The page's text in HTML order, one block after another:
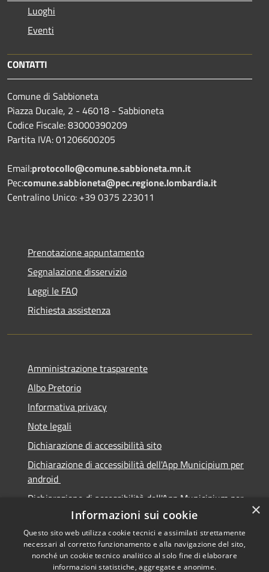
Luoghi
Eventi
CONTATTI
Comune di Sabbioneta
Piazza Ducale, 2 - 46018 - Sabbioneta
Codice Fiscale: 83000390209
Partita IVA: 01206600205
Email:protocollo@comune.sabbioneta.mn.it
Pec:comune.sabbioneta@pec.regione.lombardia.it
Centralino Unico: +39 0375 223011
Prenotazione appuntamento
Segnalazione disservizio
Leggi le FAQ
Richiesta assistenza
Amministrazione trasparente
Albo Pretorio
Informativa privacy
Note legali
Dichiarazione di accessibilità sito
Dichiarazione di accessibilità dell'App Municipium per
android
Dichiarazione di accessibilità dell'App Municipium per
×
Informazioni sui cookie
Questo sito web utilizza cookie tecnici e assimilati strettamente
necessari al corretto funzionamento e alla navigazione del sito,
nonché un cookie tecnico analitico al solo fine di elaborare
informazioni statistiche, aggregate e anonime.